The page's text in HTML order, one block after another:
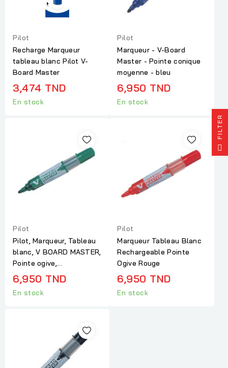
Pilot
Recharge Marqueur
tableau blanc Pilot V-
Board Master
3,474 TND
En stock
Pilot
Marqueur - V-Board
Master - Pointe conique
moyenne - bleu
6,950 TND
En stock
Pilot
Pilot, Marqueur, Tableau
blanc, V BOARD MASTER,
Pointe ogive,...
6,950 TND
En stock
Pilot
Marqueur Tableau Blanc
Rechargeable Pointe
Ogive Rouge
6,950 TND
En stock
R